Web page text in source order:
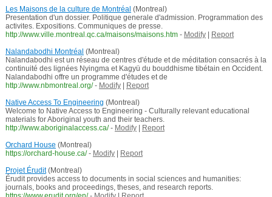
Les Maisons de la culture de Montréal (Montreal)
Presentation d'un dossier. Politique generale d'admission. Programmation des
activites. Expositions. Communiques de presse.
http://www.ville.montreal.qc.ca/maisons/maisons.htm - Modify|
Report
Nalandabodhi Montréal (Montreal)
Nalandabodhi est un réseau de centres d'étude et de méditation consacrés à la
continuité des lignées Nyingma et Kagyü du bouddhisme tibétain en Occident.
Nalandabodhi offre un programme d'études et de
http://www.nbmontreal.org/ - Modify|
Report
Native Access To Engineering (Montreal)
Welcome to Native Access to Engineering - Culturally relevant educational
materials for Aboriginal youth and their teachers.
http://www.aboriginalaccess.ca/ - Modify|
Report
Orchard House (Montreal)
https://orchard-house.ca/ - Modify|
Report
Projet Érudit(Montreal)
Érudit provides access to documents in social sciences and humanities:
journals, books and proceedings, theses, and research reports.